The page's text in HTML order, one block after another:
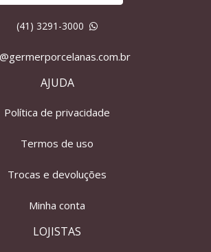
(41) 3291-3000
AJUDA
Política de privacidade
Termos de uso
Trocas e devoluções
Minha conta
LOJISTAS